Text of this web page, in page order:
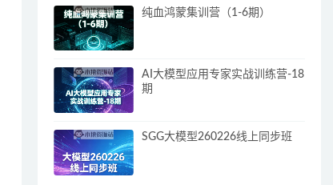
纯血鸿蒙集训营（1-6期）
AI大模型应用专家实战训练营-18
期
SGG大模型260226线上同步班